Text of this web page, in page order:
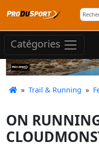
Catégories
» Trail & Running »
ON